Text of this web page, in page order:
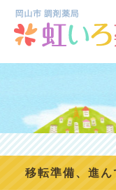
移転準備、進